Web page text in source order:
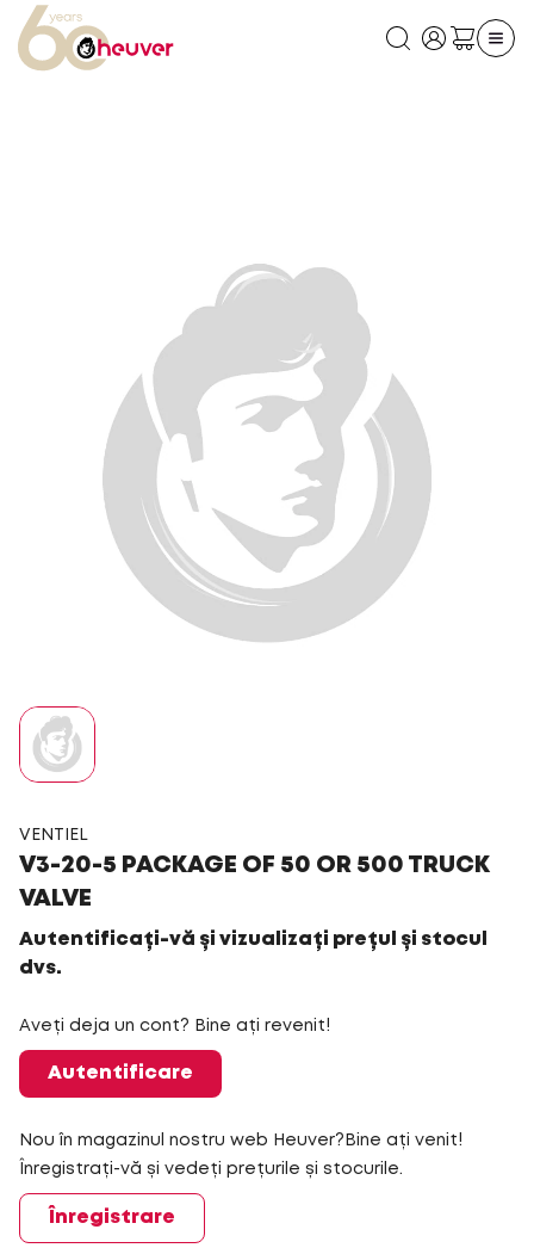
VENTIEL
V3-20-5 PACKAGE OF 50 OR 500 TRUCK
VALVE
Autentificați-vă și vizualizați prețul și stocul
dvs.
Aveți deja un cont? Bine ați revenit!
Autentificare
Nou în magazinul nostru web Heuver?Bine ați venit!
Înregistrați-vă și vedeți prețurile și stocurile.
Înregistrare